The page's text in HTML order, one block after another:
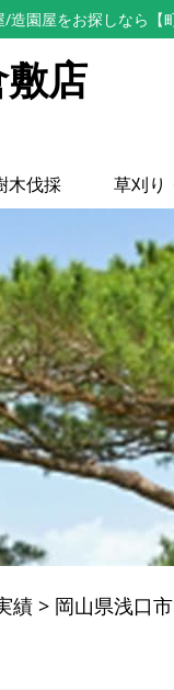
造園屋をお探しなら【
店
木伐採 草刈り
績 > 岡山県浅口